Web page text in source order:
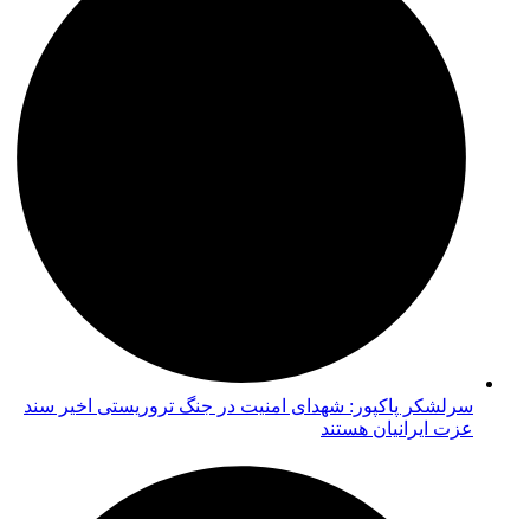
سرلشکر پاکپور: شهدای امنیت در جنگ تروریستی اخیر سند
عزت ایرانیان هستند